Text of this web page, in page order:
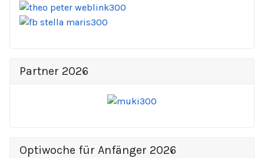
Partner 2026
Optiwoche für Anfänger 2026